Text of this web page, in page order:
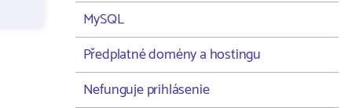
MySQL
Předplatné domény a hostingu
Nefunguje prihlásenie